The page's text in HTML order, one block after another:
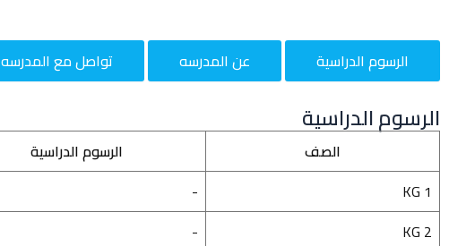
الرسوم الدراسية عن المدرسه تواصل مع المدرسه
الرسوم الدراسية
الصف
الرسوم الدراسية
KG 1
-
KG 2
-